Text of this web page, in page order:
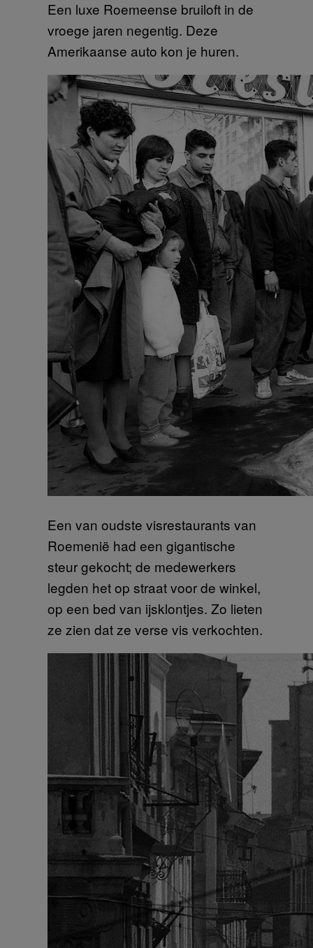
Een luxe Roemeense bruiloft in de
vroege jaren negentig. Deze
Amerikaanse auto kon je huren.
Een van oudste visrestaurants van
Roemenië had een gigantische
steur gekocht; de medewerkers
legden het op straat voor de winkel,
op een bed van ijsklontjes. Zo lieten
ze zien dat ze verse vis verkochten.